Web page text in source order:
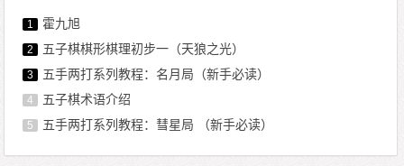
1 霍九旭
2 五子棋棋形棋理初步一（天狼之光）
3 五手两打系列教程：名月局（新手必读）
4 五子棋术语介绍
5 五手两打系列教程：彗星局 （新手必读）